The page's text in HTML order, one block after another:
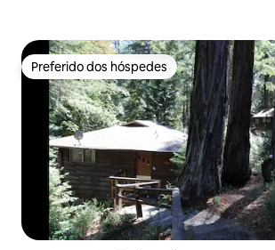
Preferido dos hóspedes
Preferido dos hóspedes